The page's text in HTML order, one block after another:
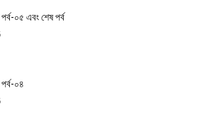
০৫ এবং শেষ পর্ব
০৪